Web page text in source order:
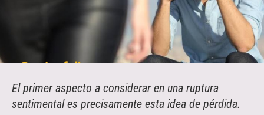
El primer aspecto a considerar en una ruptura
sentimental es precisamente esta idea de pérdida.